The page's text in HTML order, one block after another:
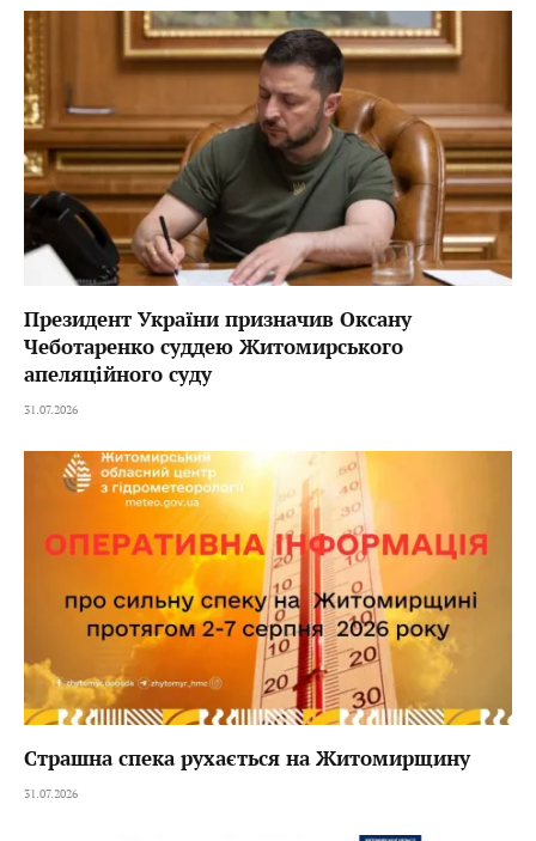
Президент України призначив Оксану
Чеботаренко суддею Житомирського
апеляційного суду
31.07.2026
Страшна спека рухається на Житомирщину
31.07.2026